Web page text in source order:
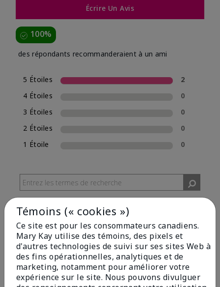
Écrire Un Avis
100%
des répondants recommanderaient à un ami
5 Étoiles
2
4 Étoiles
0
3 Étoiles
0
2 Étoiles
0
1 Étoile
0
Commenté par 2 clients
Témoins (« cookies »)
Ce site est pour les consommateurs canadiens.
Mary Kay utilise des témoins, des pixels et
d'autres technologies de suivi sur ses sites Web à
des fins opérationnelles, analytiques et de
marketing, notamment pour améliorer votre
expérience sur le site. Nous pouvons divulguer